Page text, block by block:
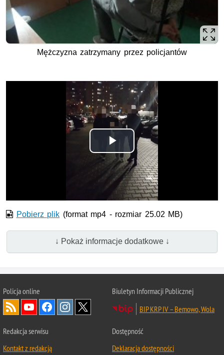
Mężczyzna zatrzymany przez policjantów
Odtwórz
wideo
Pobierz plik (format mp4 - rozmiar 25.02 MB)
↓ Pokaż informacje dodatkowe ↓
Policja online
Biuletyn Informacji Publicznej
BIP KRP IV – Bemowo, Wola
Redakcja serwisu
Kontakt z redakcją
Dostępność
Deklaracja dostępności